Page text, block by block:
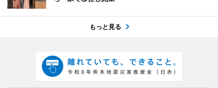
もっと見る